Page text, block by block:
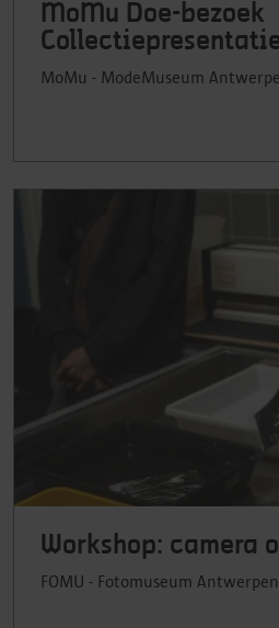
MoMu Doe-bezoek
MoMu - ModeMuseum
Workshop: camera
FOMU - Fotomuseum Antwerpen